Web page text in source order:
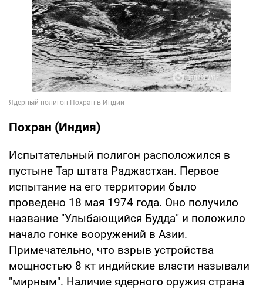
Похран (Индия)
Испытательный полигон расположился в
пустыне Тар штата Раджастхан. Первое
испытание на его территории было
проведено 18 мая 1974 года. Оно получило
название "Улыбающийся Будда" и положило
начало гонке вооружений в Азии.
Примечательно, что взрыв устройства
мощностью 8 кт индийские власти называли
"мирным". Наличие ядерного оружия страна